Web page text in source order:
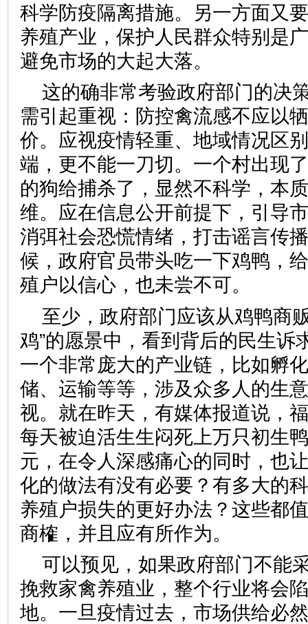
科学防疫隔离措施。另一方面又
养殖产业，保护人民群众特别是
避免市场的大起大落。
这的确非常考验政府部门的决
需引起重视：防控禽流感不应以
价。应视疫情轻重、地域情况区
端，更不能一刀切。一个村出现
的狗给捕杀了，显然不科学，本
维。应在信息公开前提下，引导
消弭社会恐慌情绪，打击谣言传
候，政府官员带头吃一下鸡鸭，
殖户以信心，也未尝不可。
至少，政府部门应该从鸡鸭商
鸡”的愿景中，看到背后的民生诉
一个非常庞大的产业链，比如孵
储、运输等等，涉及众多人的生
视。就在昨天，有媒体报道说，
每天被迫活生生闷死上万只初生
元，在令人深感痛心的同时，也
化的做法有没有必要？有多大的
养殖户损失的更好办法？这些都
商榷，并且应有所作为。
可以预见，如果政府部门不能
挽救家禽养殖业，整个行业将会
地。一旦疫情过去，市场供给必